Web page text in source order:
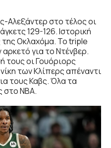
Αλεξάντερ στο τέλος οι
129-126. Ιστορική
Οκλαχόμα. Το triple
αρκετό για το Ντένβερ.
τους οι Γουόριορς
των Κλίπερς απέναντι
τους Καβς. Όλα τα
στο ΝΒΑ.